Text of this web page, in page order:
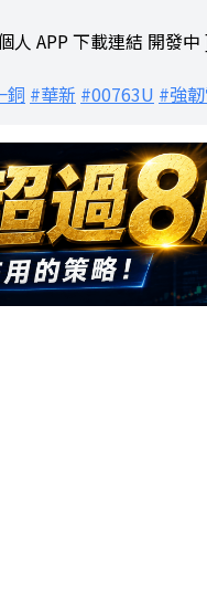
人 APP 下載連結 開發中
銅 #華新 #00763U #強